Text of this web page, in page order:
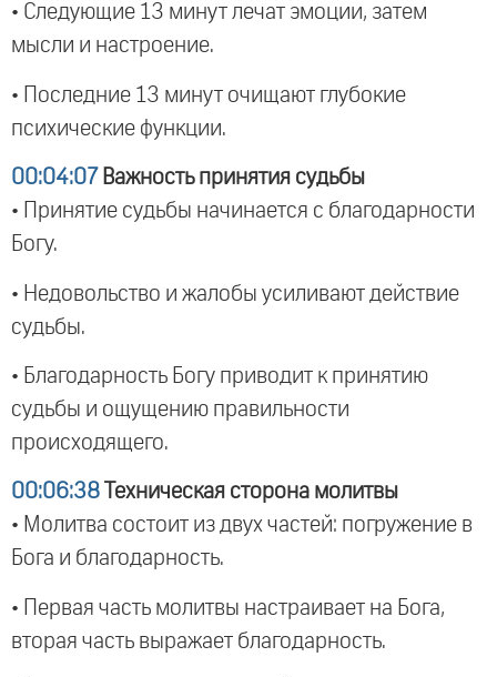
• Следующие 13 минут лечат эмоции, затем
мысли и настроение.
• Последние 13 минут очищают глубокие
психические функции.
00:04:07 Важность принятия судьбы
• Принятие судьбы начинается с благодарности
Богу.
• Недовольство и жалобы усиливают действие
судьбы.
• Благодарность Богу приводит к принятию
судьбы и ощущению правильности
происходящего.
00:06:38 Техническая сторона молитвы
• Молитва состоит из двух частей: погружение в
Бога и благодарность.
• Первая часть молитвы настраивает на Бога,
вторая часть выражает благодарность.